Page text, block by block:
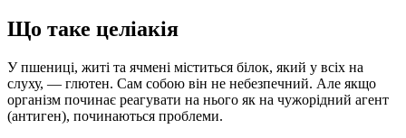
Що таке целіакія
У пшениці, житі та ячмені міститься білок, який у всіх на
слуху, — глютен. Сам собою він не небезпечний. Але якщо
організм починає реагувати на нього як на чужорідний агент
(антиген), починаються проблеми.